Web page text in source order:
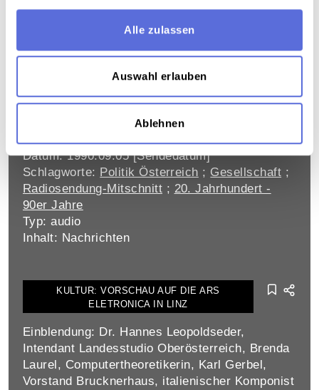
Alle zulassen
Auswahl erlauben
Ablehnen
Typ: audio
Inhalt: Nachrichten
NORICUM-PROZESS
Einvernahme des Sekretärs von Ferdinand
Lacina, Dietmar Schweisgut
Mitwirkende: Hofer, Werner [Gestaltung]
Datum: 1990.09.05 [Sendedatum]
Schlagworte: Politik Österreich ; Gesellschaft ;
Radiosendung-Mitschnitt ; 20. Jahrhundert -
90er Jahre
Typ: audio
Inhalt: Nachrichten
KULTUR: VORSCHAU AUF DIE ARS
ELETRONICA IN LINZ
Einblendung: Dr. Hannes Leopoldseder,
Intendant Landesstudio Oberösterreich, Brenda
Laurel, Computertheoretikerin, Karl Gerbel,
Vorstand Brucknerhaus, italienischer Komponist